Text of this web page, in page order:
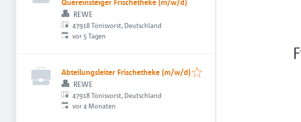
Quereinsteiger Frischetheke (m/w/d)
REWE
47918 Tönisvorst, Deutschland
Veröffentlicht:
vor 5 Tagen
Abteilungsleiter Frischetheke (m/w/d)
REWE
47918 Tönisvorst, Deutschland
Veröffentlicht:
vor 4 Monaten